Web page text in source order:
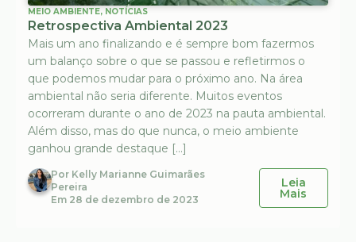
MEIO AMBIENTE, NOTÍCIAS
Retrospectiva Ambiental 2023
Mais um ano finalizando e é sempre bom fazermos
um balanço sobre o que se passou e refletirmos o
que podemos mudar para o próximo ano. Na área
ambiental não seria diferente. Muitos eventos
ocorreram durante o ano de 2023 na pauta ambiental.
Além disso, mas do que nunca, o meio ambiente
ganhou grande destaque […]
Por Kelly Marianne Guimarães
Pereira
Em 28 de dezembro de 2023
Leia
Mais